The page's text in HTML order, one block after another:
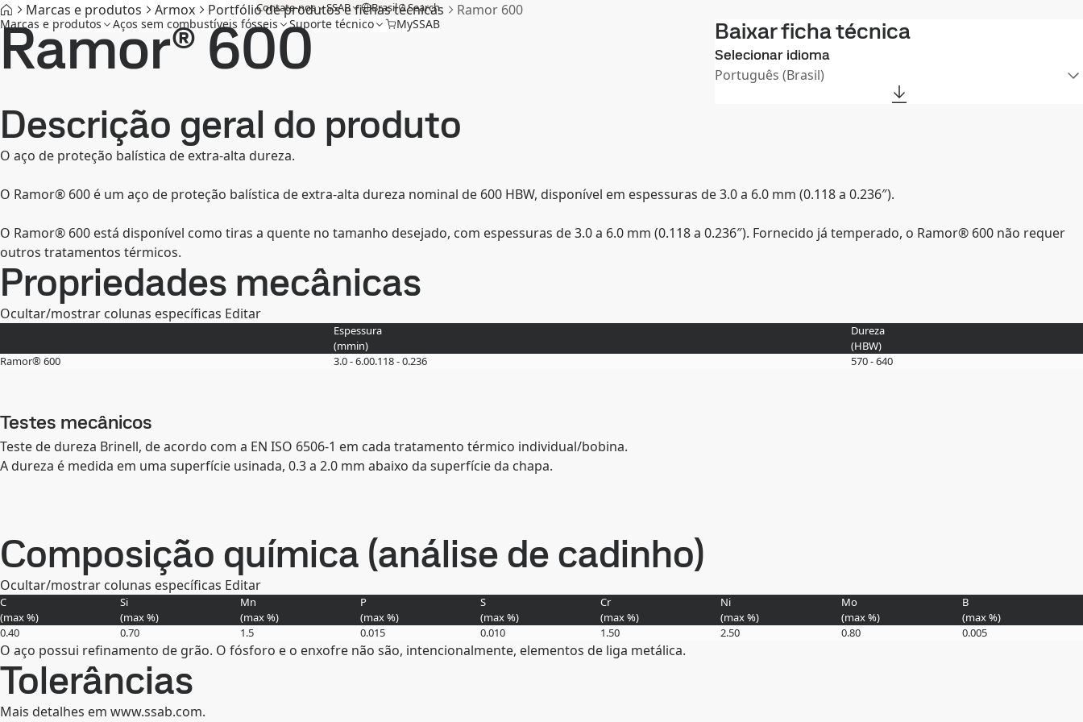
Contate-nos SSAB Brasil Search
Marcas e produtos Aços sem combustíveis fósseis Suporte técnico MySSAB
Marcas e produtos Armox Portfólio de produtos e fichas técnicas Ramor 600
Ramor® 600 Baixar ficha técnica
Selecionar idioma
Português (Brasil)
Descrição geral do produto
O aço de proteção balística de extra-alta dureza.
O Ramor® 600 é um aço de proteção balística de extra-alta dureza nominal de 600 HBW, disponível em espessuras de 3.0 a 6.0 mm (0.118 a 0.236″).
O Ramor® 600 está disponível como tiras a quente no tamanho desejado, com espessuras de 3.0 a 6.0 mm (0.118 a 0.236″). Fornecido já temperado, o Ramor® 600 não requer
outros tratamentos térmicos.
Propriedades mecânicas
Ocultar/mostrar colunas específicas Editar
Espessura
(mmin)
Dureza
(HBW)
Ramor® 600
3.0 - 6.00.118 - 0.236 570 - 640
Testes mecânicos
Teste de dureza Brinell, de acordo com a EN ISO 6506-1 em cada tratamento térmico individual/bobina.
A dureza é medida em uma superfície usinada, 0.3 a 2.0 mm abaixo da superfície da chapa.
Composição química (análise de cadinho)
Ocultar/mostrar colunas específicas Editar
C
(max%)
Si
(max%)
Mn
(max%)
P
(max%)
S
(max%)
Cr
(max%)
Ni
(max%)
Mo
(max%)
B
(max%)
0.40
0.70 1.5 0.015 0.010 1.50 2.50 0.80 0.005
O aço possui refinamento de grão. O fósforo e o enxofre não são, intencionalmente, elementos de liga metálica.
Tolerâncias
Mais detalhes em www.ssab.com.